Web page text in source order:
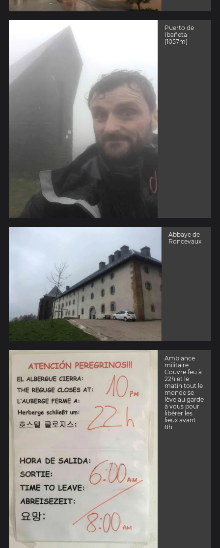
Puerto de
Ibañeta
(1057m)
Abbaye de
Roncevaux
Ambiance
militaire
Couvre feu à
22h et le
matin tout le
monde se
lève au garde
à vous pour
libérer les
lieux avant
8h